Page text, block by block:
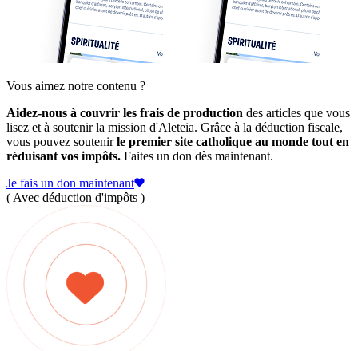
Vous aimez notre contenu ?
Aidez-nous à couvrir les frais de production des articles que vous
lisez et à soutenir la mission d'Aleteia. Grâce à la déduction fiscale,
vous pouvez soutenirle premier site catholique au monde tout en
réduisant vos impôts. Faites un don dès maintenant.
Je fais un don maintenant
( Avec déduction d'impôts )